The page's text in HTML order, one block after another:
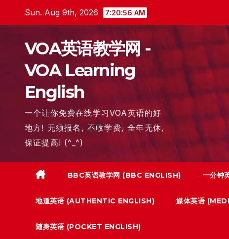
Sun. Aug 9th, 2026 7:20:58 AM
VOA英语教学网 -
VOA Learning
English
一个让你免费在线学习VOA英语的好
地方! 无须报名, 不收学费, 全年无休,
保证提高! (^_^)
BBC英语教学网 (BBC ENGLISH) 一分钟
地道英语 (AUTHENTIC ENGLISH) 媒体英语
随身英语 (POCKET ENGLISH)